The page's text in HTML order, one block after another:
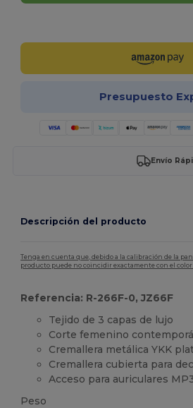
Presupuesto
Envío
Descripción del producto
Tenga en cuenta que, debido a la calibración de la
producto puede no coincidir exactamente con el color
Referencia: R-266F-0, JZ66F
Tejido de 3 capas de lujo
Corte femenino
Cremallera metálica YKK
Cremallera cubierta para
Acceso para auriculares
Peso